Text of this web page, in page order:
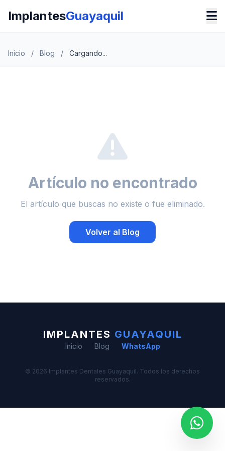
ImplantesGuayaquil
Inicio / Blog / Cargando...
Artículo no encontrado
El artículo que buscas no existe o fue eliminado.
Volver al Blog
IMPLANTES GUAYAQUIL
Inicio Blog WhatsApp
© 2026 Implantes Dentales Guayaquil. Todos los derechos
reservados.